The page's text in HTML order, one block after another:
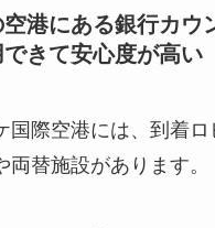
港にある銀行カウ
きて安心度が高い
国際空港には、到着ロ
両替施設があります。